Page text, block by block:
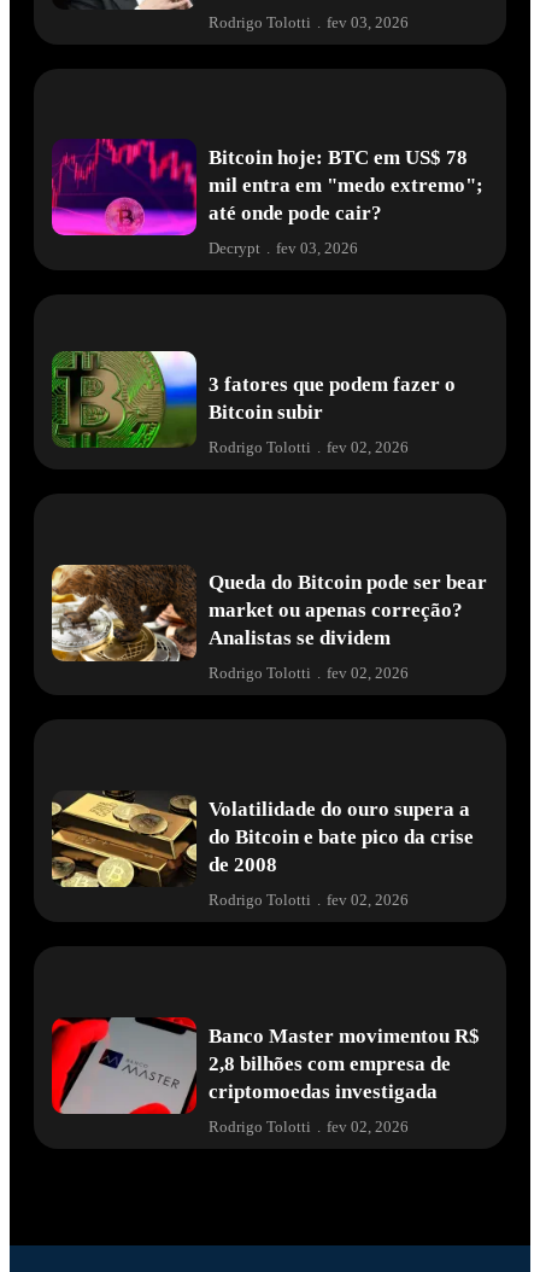
Rodrigo Tolotti fev 03, 2026
Bitcoin hoje: BTC em US$ 78
mil entra em "medo extremo";
até onde pode cair?
Decrypt . fev 03, 2026
3 fatores que podem fazer o
Bitcoin subir
Rodrigo Tolotti fev 02, 2026
Queda do Bitcoin pode ser bear
market ou apenas correção?
Analistas se dividem
Rodrigo Tolotti . fev 02, 2026
Volatilidade do ouro supera a
do Bitcoin e bate pico da crise
de 2008
Rodrigo Tolotti . fev 02, 2026
Banco Master movimentou R$
2,8 bilhões com empresa de
criptomoedas investigada
Rodrigo Tolotti fev 02, 2026